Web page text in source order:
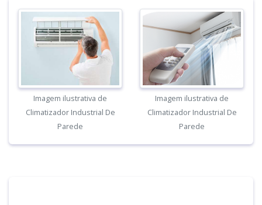
Imagem ilustrativa de
Climatizador Industrial De
Parede
Imagem ilustrativa de
Climatizador Industrial De
Parede